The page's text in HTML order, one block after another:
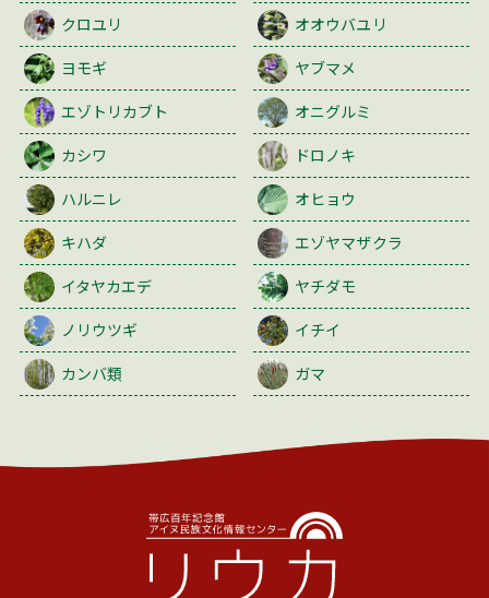
クロユリ
オオウバユリ
ヨモギ
ヤブマメ
エゾトリカブト
オニグルミ
カシワ
ドロノキ
ハルニレ
オヒョウ
キハダ
エゾヤマザクラ
イタヤカエデ
ヤチダモ
ノリウツギ
イチイ
カンバ類
ガマ